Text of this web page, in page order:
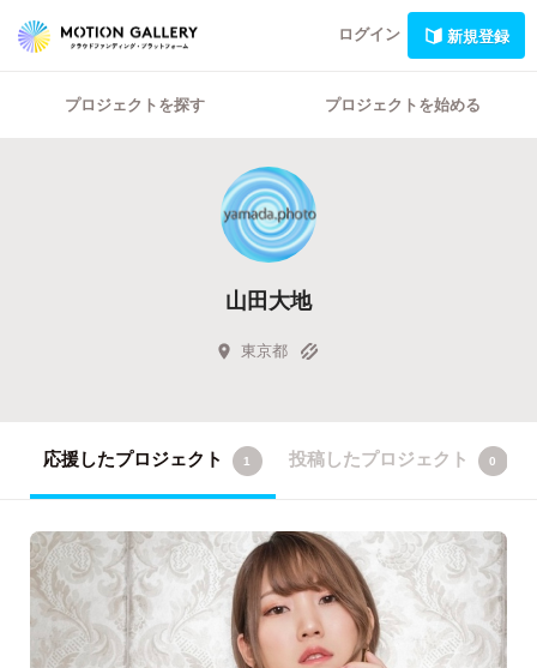
ログイン 新規登録
プロジェクトを探す プロジェクトを始める
山田大地
東京都
応援したプロジェクト 1 投稿したプロジェクト 0